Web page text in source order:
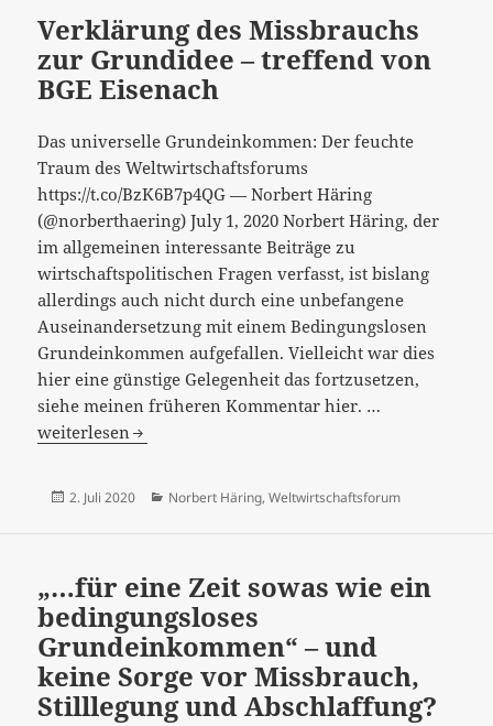
Verklärung des Missbrauchs
zur Grundidee – treffend von
BGE Eisenach
Das universelle Grundeinkommen: Der feuchte
Traum des Weltwirtschaftsforums
https://t.co/BzK6B7p4QG — Norbert Häring
(@norberthaering) July 1, 2020 Norbert Häring, der
im allgemeinen interessante Beiträge zu
wirtschaftspolitischen Fragen verfasst, ist bislang
allerdings auch nicht durch eine unbefangene
Auseinandersetzung mit einem Bedingungslosen
Grundeinkommen aufgefallen. Vielleicht war dies
hier eine günstige Gelegenheit das fortzusetzen,
siehe meinen früheren Kommentar hier. …
von
weiterlesen
Veröffentlicht
2. Juli 2020 Kategorien
Norbert Häring, Weltwirtschaftsforum
„…für eine Zeit sowas wie ein
bedingungsloses
Grundeinkommen“ – und
keine Sorge vor Missbrauch,
Stilllegung und Abschlaffung?